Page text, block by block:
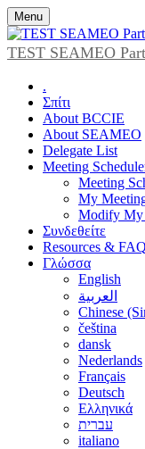
Menu
TEST SEAMEO
.
Σπίτι
About BCCIE
About SEAMEO
Delegate List
Meeting
Meeting
My
Modify My
Συνδεθείτε
Resources & FAQ
Γλώσσα
English
العربية
Chinese
čeština
dansk
Nederlands
Français
Deutsch
Ελληνικά
עברית
italiano